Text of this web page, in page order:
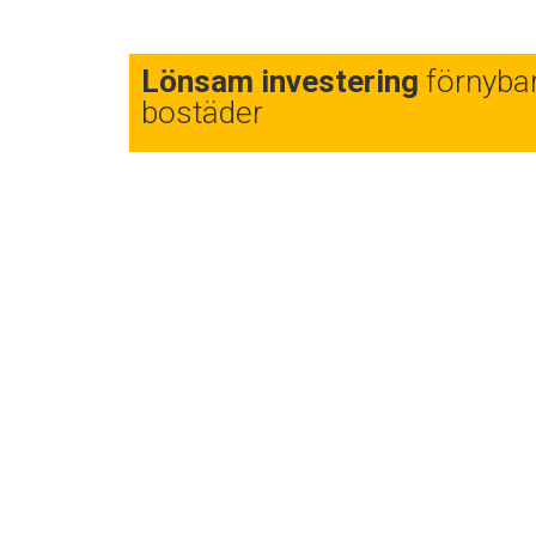
Lönsam investering
bostäder